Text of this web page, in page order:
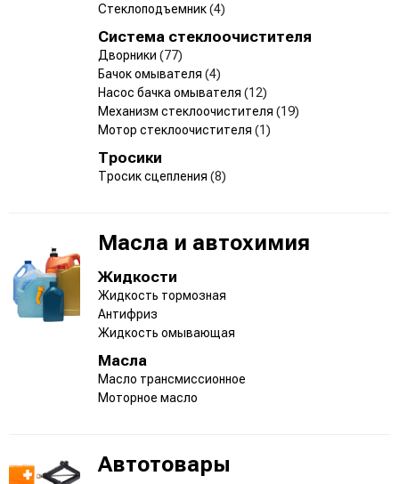
Стеклоподъемник(4)
Система стеклоочистителя
Дворники (77)
Бачок омывателя (4)
Насос бачка омывателя (12)
Механизм стеклоочистителя (19)
Мотор стеклоочистителя (1)
Тросики
Тросик сцепления (8)
Масла и автохимия
Жидкости
Жидкость тормозная
Антифриз
Жидкость омывающая
Масла
Масло трансмиссионное
Моторное масло
Автотовары